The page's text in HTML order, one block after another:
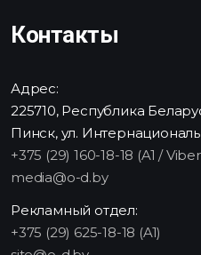
Контакты
Адрес:
225710, Республика
Пинск, ул.
+375 (29) 160-18-18 (A1 /
media@o-d.by
Рекламный отдел:
+375 (29) 625-18-18 (A1)